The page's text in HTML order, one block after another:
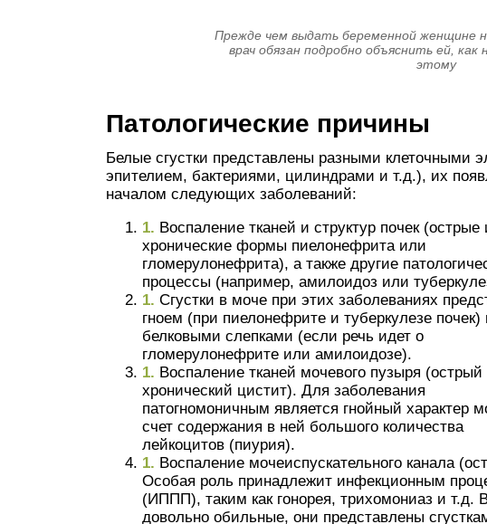
Прежде чем выдать беременной женщине
врач обязан подробно объяснить ей,
этому
Патологические причины
Белые сгустки представлены разными клеточными
эпителием, бактериями, цилиндрами и т.д.), их
началом следующих заболеваний:
Воспаление тканей и структур почек (острые
хронические формы пиелонефрита или
гломерулонефрита), а также другие
процессы (например, амилоидоз или
Сгустки в моче при этих заболеваниях
гноем (при пиелонефрите и туберкулезе почек)
белковыми слепками (если речь идет о
гломерулонефрите или амилоидозе).
Воспаление тканей мочевого пузыря
хронический цистит). Для заболевания
патогномоничным является гнойный характер
счет содержания в ней большого количества
лейкоцитов (пиурия).
Воспаление мочеиспускательного канала
Особая роль принадлежит инфекционным
(ИППП), таким как гонорея, трихомониаз и т.д.
довольно обильные, они представлены